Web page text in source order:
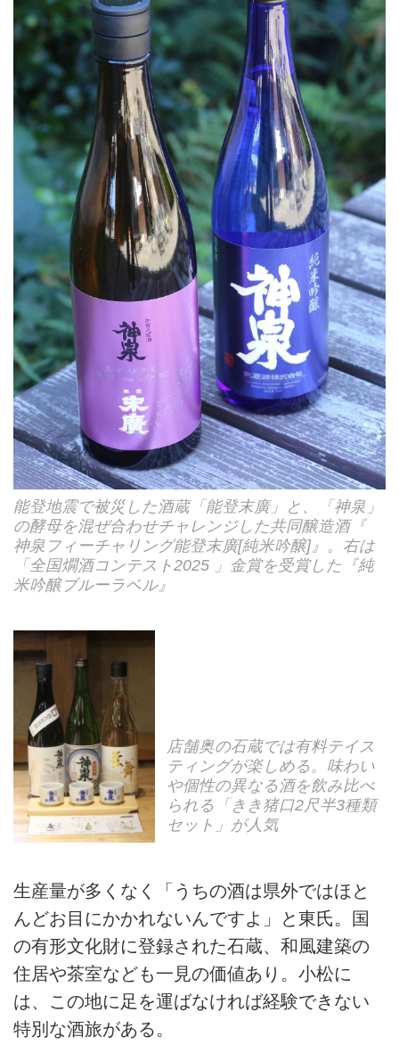
能登地震で被災した酒蔵「能登末廣」と、「神泉」
の酵母を混ぜ合わせチャレンジした共同醸造酒『
神泉フィーチャリング能登末廣[純米吟醸]』。右は
「全国燗酒コンテスト2025 」金賞を受賞した『純
米吟醸ブルーラベル』
店舗奥の石蔵では有料テイス
ティングが楽しめる。味わい
や個性の異なる酒を飲み比べ
られる「きき猪口2尺半3種類
セット」が人気
生産量が多くなく「うちの酒は県外ではほと
んどお目にかかれないんですよ」と東氏。国
の有形文化財に登録された石蔵、和風建築の
住居や茶室なども一見の価値あり。小松に
は、この地に足を運ばなければ経験できない
特別な酒旅がある。